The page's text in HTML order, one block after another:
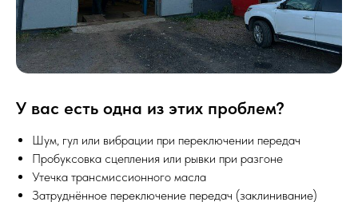
У вас есть одна из этих проблем?
Шум, гул или вибрации при переключении передач
Пробуксовка сцепления или рывки при разгоне
Утечка трансмиссионного масла
Затруднённое переключение передач (заклинивание)